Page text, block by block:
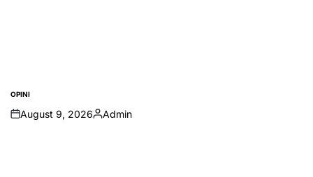
POSTED
IN
OPINI
on
August 9, 2026
Posted
Admin